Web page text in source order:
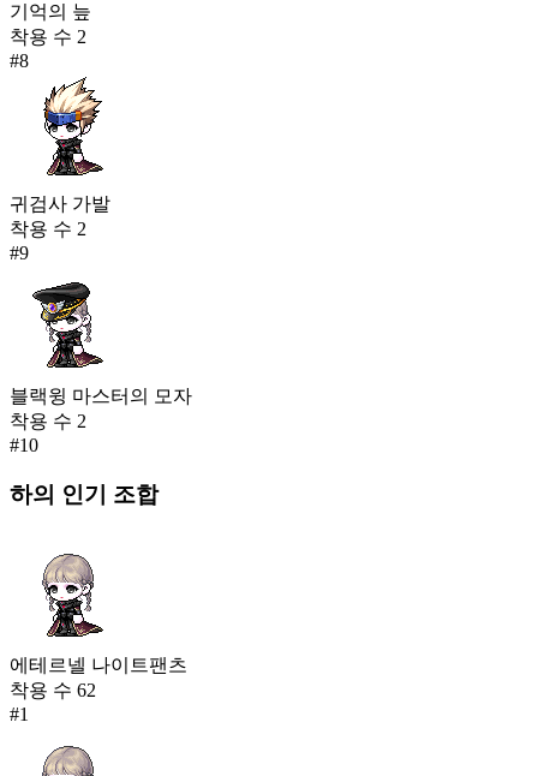
기억의 늪
착용 수 2
#8
귀검사 가발
착용 수 2
#9
블랙윙 마스터의 모자
착용 수 2
#10
하의 인기 조합
에테르넬 나이트팬츠
착용 수 62
#1